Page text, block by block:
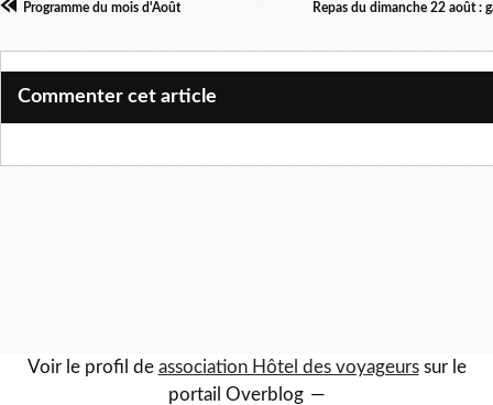
Programme du mois d'Août Repas du dimanche 22 août :
Commenter cet article
Voir le profil de association Hôtel des voyageurssur le
portail Overblog